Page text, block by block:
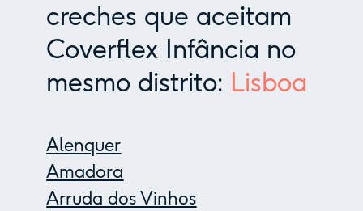
creches que aceitam
Coverflex Infância no
mesmo distrito: Lisboa
Alenquer
Amadora
Arruda dos Vinhos